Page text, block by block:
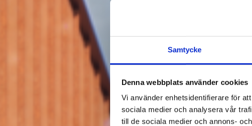
Samtycke
Denna webbplats använder cookies
Vi använder enhetsidentifierare för
sociala medier och analysera vår
till de sociala medier och annons-